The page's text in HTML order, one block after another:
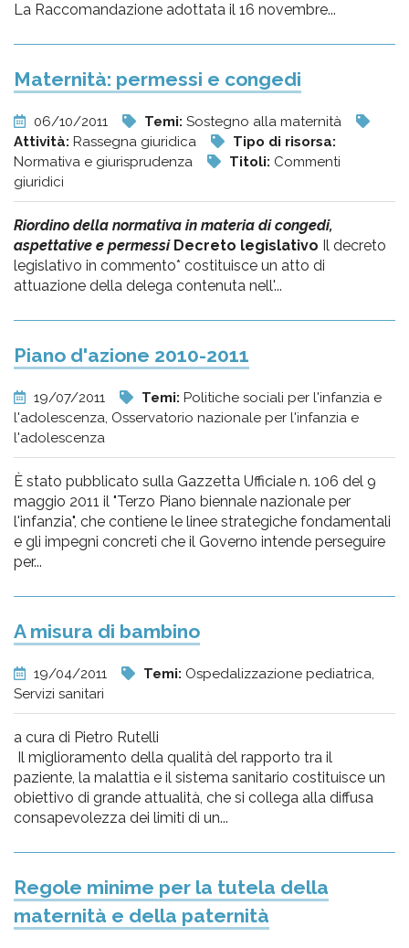
La Raccomandazione adottata il 16 novembre...
Maternità: permessi e congedi
06/10/2011 Temi: Sostegno alla maternità
Attività: Rassegna giuridica
Tipo di risorsa:
Normativa e giurisprudenza
Titoli: Commenti
giuridici
Riordino della normativa in materia di congedi,
aspettative e permessi Decreto legislativo Il decreto
legislativo in commento* costituisce un atto di
attuazione della delega contenuta nell'...
Piano d'azione 2010-2011
19/07/2011 Temi: Politiche sociali per l'infanzia e
l'adolescenza, Osservatorio nazionale per l'infanzia e
l'adolescenza
È stato pubblicato sulla Gazzetta Ufficiale n. 106 del 9
maggio 2011 il "Terzo Piano biennale nazionale per
l'infanzia", che contiene le linee strategiche fondamentali
e gli impegni concreti che il Governo intende perseguire
per...
A misura di bambino
19/04/2011 Temi: Ospedalizzazione pediatrica,
Servizi sanitari
a cura di Pietro Rutelli
Il miglioramento della qualità del rapporto tra il
paziente, la malattia e il sistema sanitario costituisce un
obiettivo di grande attualità, che si collega alla diffusa
consapevolezza dei limiti di un...
Regole minime per la tutela della
maternità e della paternità